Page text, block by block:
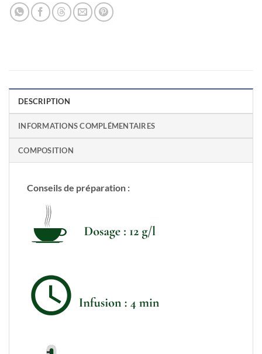
DESCRIPTION
INFORMATIONS COMPLÉMENTAIRES
COMPOSITION
Conseils de préparation :